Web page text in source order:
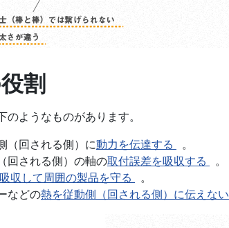
割
のようなものがあります。
（回される側）に動力を伝達する
。
回される側）の軸の取付誤差を吸収する
。
収して周囲の製品を守る
。
などの熱を従動側（回される側）に伝えない